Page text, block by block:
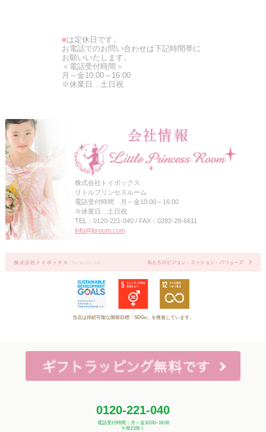
■は定休日です。
お電話でのお問い合わせは下記時間帯に
お願いいたします。
＜電話受付時間＞
月～金10:00～16:00
※休業日…土日祝
株式会社トイボックス
リトルプリンセスルーム
電話受付時間 月～金10:00～16:00
※休業日…土日祝
TEL：0120-221-040 / FAX：0282-28-6611
info@lproom.com
当店は持続可能な開発目標「SDGs」を推進しています。
0120-221-040
電話受付時間：月～金10:00~16:00
※祝日除く